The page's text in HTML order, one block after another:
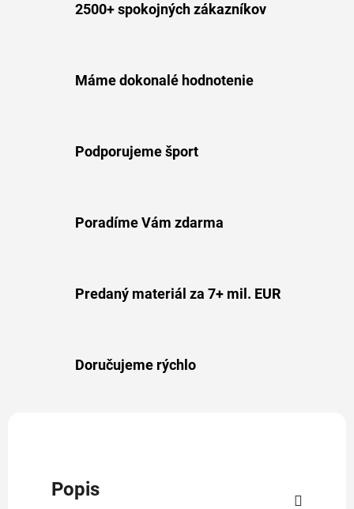
2500+ spokojných zákazníkov
Máme dokonalé hodnotenie
Podporujeme šport
Poradíme Vám zdarma
Predaný materiál za 7+ mil. EUR
Doručujeme rýchlo
Popis